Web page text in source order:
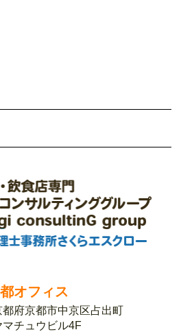
オフィス
府京都市中京区占出町
マチュウビル4F